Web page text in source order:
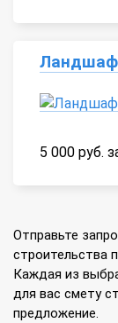
5 000 руб.
Отправьте
строительства
Каждая из
для вас смету
предложение.